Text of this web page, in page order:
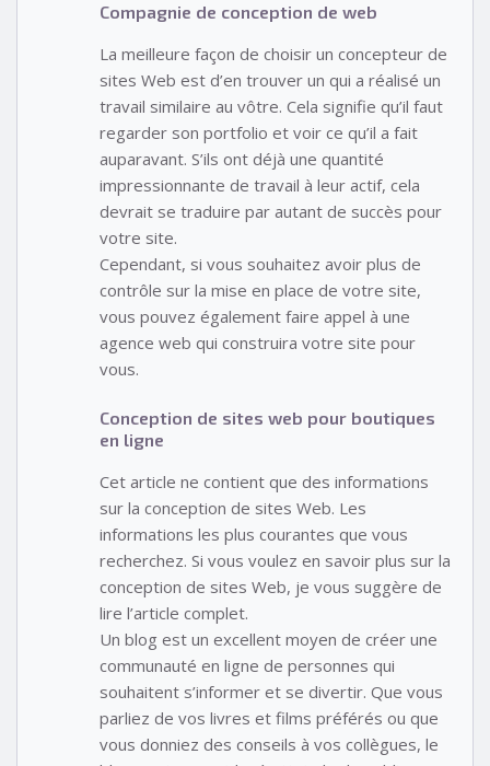
Compagnie de conception de web
La meilleure façon de choisir un concepteur de
sites Web est d’en trouver un qui a réalisé un
travail similaire au vôtre. Cela signifie qu’il faut
regarder son portfolio et voir ce qu’il a fait
auparavant. S’ils ont déjà une quantité
impressionnante de travail à leur actif, cela
devrait se traduire par autant de succès pour
votre site.
Cependant, si vous souhaitez avoir plus de
contrôle sur la mise en place de votre site,
vous pouvez également faire appel à une
agence web qui construira votre site pour
vous.
Conception de sites web pour boutiques
en ligne
Cet article ne contient que des informations
sur la conception de sites Web. Les
informations les plus courantes que vous
recherchez. Si vous voulez en savoir plus sur la
conception de sites Web, je vous suggère de
lire l’article complet.
Un blog est un excellent moyen de créer une
communauté en ligne de personnes qui
souhaitent s’informer et se divertir. Que vous
parliez de vos livres et films préférés ou que
vous donniez des conseils à vos collègues, le